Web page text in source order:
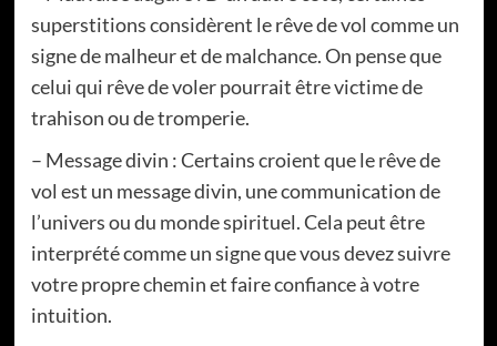
superstitions considèrent le rêve de vol comme un
signe de malheur et de malchance. On pense que
celui qui rêve de voler pourrait être victime de
trahison ou de tromperie.
– Message divin : Certains croient que le rêve de
vol est un message divin, une communication de
l’univers ou du monde spirituel. Cela peut être
interprété comme un signe que vous devez suivre
votre propre chemin et faire confiance à votre
intuition.